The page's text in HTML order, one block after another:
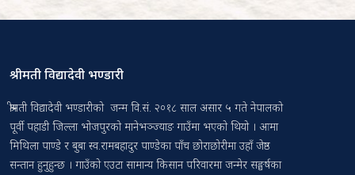
श्रीमती विद्यादेवी भण्डारी
श्रीमती विद्यादेवी भण्डारीको जन्म वि.सं. २०१८ साल असार ५ गते नेपालको
पूर्वी पहाडी जिल्ला भोजपुरको मानेभञ्ज्याङ गाउँमा भएको थियो । आमा
मिथिला पाण्डे र बुबा स्व.रामबहादुर पाण्डेका पाँच छोराछोरीमा उहाँ जेष्ठ
सन्तान हुनुहुन्छ । गाउँको एउटा सामान्य किसान परिवारमा जन्मेर सङ्घर्षका